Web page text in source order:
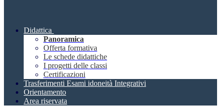
Didattica
Panoramica
Offerta formativa
Le schede didattiche
I progetti delle classi
Certificazioni
Trasferimenti Esami idoneità Integrativi
Orientamento
Area riservata